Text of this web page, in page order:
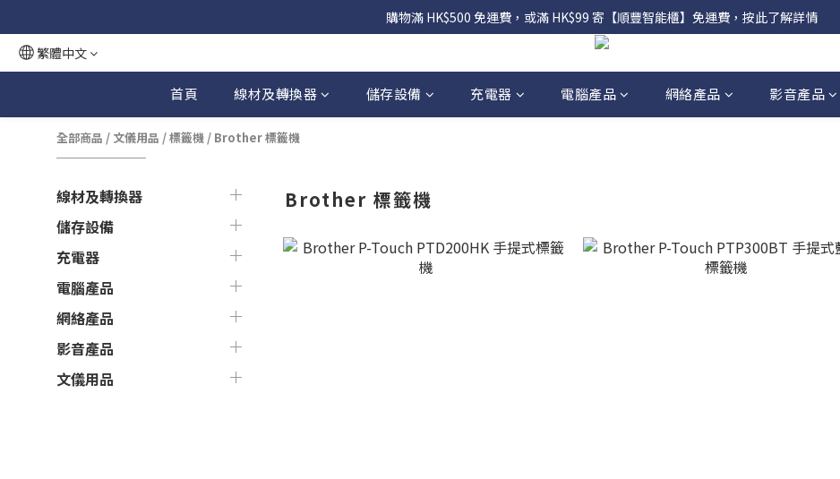
購物滿 HK$500 免運費，或滿 HK$99 寄【順豐智能櫃】免運費，按此了解詳情
繁體中文
首頁 線材及轉換器 儲存設備 充電器 電腦產品 網絡產品 影音產品
全部商品 / 文儀用品 /標籤機 / Brother 標籤機
線材及轉換器
儲存設備
充電器
電腦產品
網絡產品
影音產品
文儀用品
Brother 標籤機